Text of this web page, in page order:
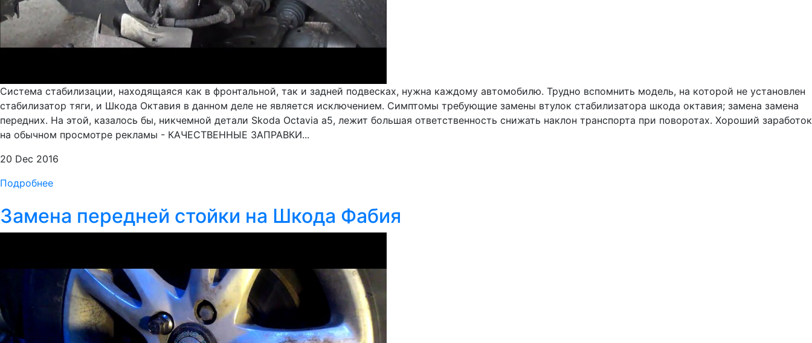
Система стабилизации, находящаяся как в фронтальной, так и задней подвесках, нужна каждому автомобилю. Трудно вспомнить модель, на которой не установлен
стабилизатор тяги, и Шкода Октавия в данном деле не является исключением. Симптомы требующие замены втулок стабилизатора шкода октавия; замена замена
передних. На этой, казалось бы, никчемной детали Skoda Octavia a5, лежит большая ответственность снижать наклон транспорта при поворотах. Хороший заработок
на обычном просмотре рекламы - КАЧЕСТВЕННЫЕ ЗАПРАВКИ...
20 Dec 2016
Подробнее
Замена передней стойки на Шкода Фабия